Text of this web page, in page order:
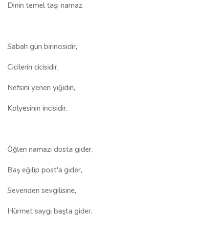
Dinin temel taşı namaz.
Sabah gün birincisidir,
Cicilerin cicisidir,
Nefsini yenen yiğidin,
Kolyesinin incisidir.
Öğlen namazı dosta gider,
Baş eğilip post'a gider,
Sevenden sevgilisine,
Hürmet saygı başta gider.